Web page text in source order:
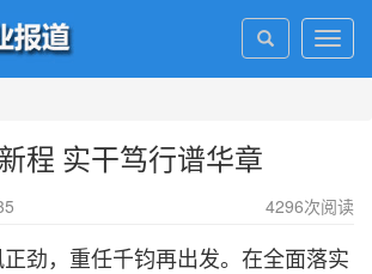
程 实干笃行谱华章
4296次阅读
，重任千钧再出发。在全面落实